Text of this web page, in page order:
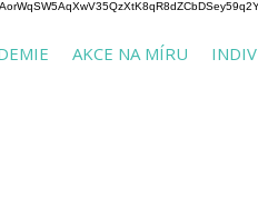
AKCE NA MÍRU